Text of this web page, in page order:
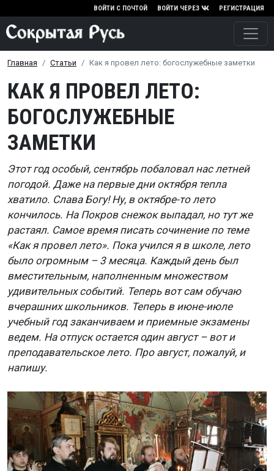
Перейти к основному
ВОЙТИ С ПОЧТОЙ ВОЙТИ ЧЕРЕЗ РЕГИСТРАЦИЯ
Главная Статьи Как я провел лето: богослужебные заметки
КАК Я ПРОВЕЛ ЛЕТО:
БОГОСЛУЖЕБНЫЕ
ЗАМЕТКИ
Этот год особый, сентябрь побаловал нас летней
погодой. Даже на первые дни октября тепла
хватило. Слава Богу! Ну, в октябре-то лето
кончилось. На Покров снежок выпадал, но тут же
растаял. Самое время писать сочинение по теме
«Как я провел лето». Пока учился я в школе, лето
было огромным – 3 месяца. Каждый день был
вместительным, наполненным множеством
удивительных событий. Теперь вот сам обучаю
вчерашних школьников. Теперь в июне-июле
учебный год заканчиваем и приемные экзамены
ведем. На отпуск остается один август – вот и
преподавательское лето. Про август, пожалуй, и
напишу.